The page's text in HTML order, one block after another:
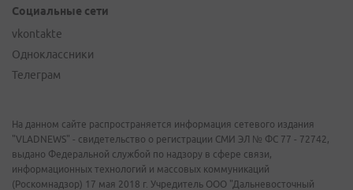
Социальные сети
vkontakte
Одноклассники
Телеграм
На данном сайте распространяется информация сетевого издания
"VLADNEWS" - свидетельство о регистрации СМИ ЭЛ № ФС 77 - 72742,
выдано Федеральной службой по надзору в сфере связи,
информационных технологий и массовых коммуникаций
(Роскомнадзор) 17 мая 2018 г. Учредитель ООО "Дальневосточный